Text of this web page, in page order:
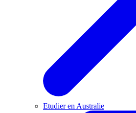
Etudier en Australie